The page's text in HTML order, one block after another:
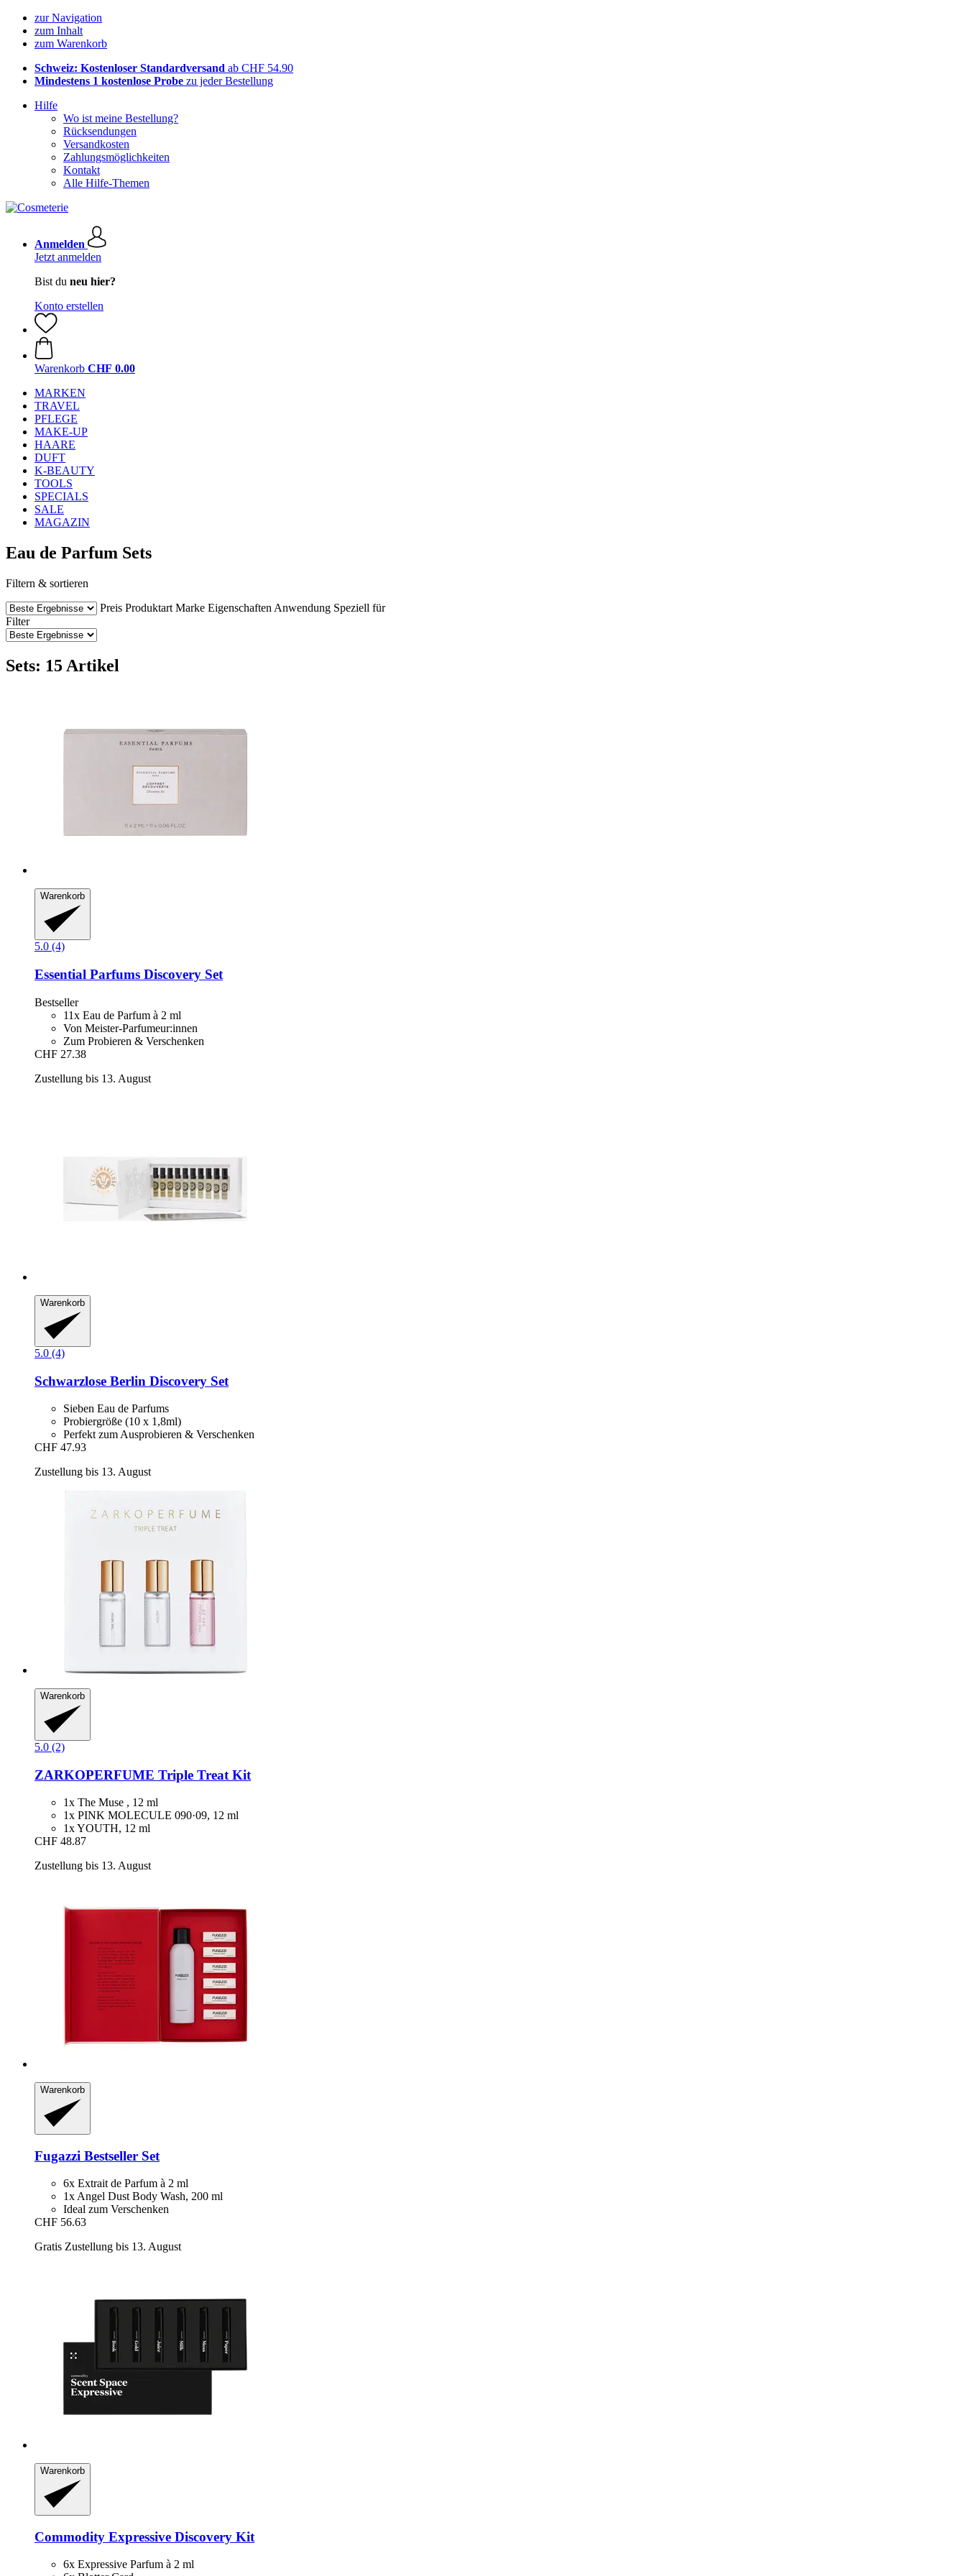
zur Navigation
zum Inhalt
zum Warenkorb
Schweiz: Kostenloser Standardversand ab CHF 54.90
Mindestens 1 kostenlose Probe zu jeder Bestellung
Hilfe
Wo ist meine Bestellung?
Rücksendungen
Versandkosten
Zahlungsmöglichkeiten
Kontakt
Alle Hilfe-Themen
Anmelden
Jetzt anmelden
Bist du neu hier?
Konto erstellen
Warenkorb CHF 0.00
MARKEN
TRAVEL
PFLEGE
MAKE-UP
HAARE
DUFT
K-BEAUTY
TOOLS
SPECIALS
SALE
MAGAZIN
Eau de Parfum Sets
Filtern & sortieren
Preis Produktart Marke Eigenschaften Anwendung Speziell für
Filter
Sets: 15 Artikel
Warenkorb
5.0 (4)
Essential Parfums Discovery Set
Bestseller
11x Eau de Parfum à 2 ml
Von Meister-Parfumeur:innen
Zum Probieren & Verschenken
CHF 27.38
Zustellung bis 13. August
Warenkorb
5.0 (4)
Schwarzlose Berlin Discovery Set
Sieben Eau de Parfums
Probiergröße (10 x 1,8ml)
Perfekt zum Ausprobieren & Verschenken
CHF 47.93
Zustellung bis 13. August
Warenkorb
5.0 (2)
ZARKOPERFUME Triple Treat Kit
1x The Muse , 12 ml
1x PINK MOLECULE 090·09, 12 ml
1x YOUTH, 12 ml
CHF 48.87
Zustellung bis 13. August
Warenkorb
Fugazzi Bestseller Set
6x Extrait de Parfum à 2 ml
1x Angel Dust Body Wash, 200 ml
Ideal zum Verschenken
CHF 56.63
Gratis Zustellung bis 13. August
Warenkorb
Commodity Expressive Discovery Kit
6x Expressive Parfum à 2 ml